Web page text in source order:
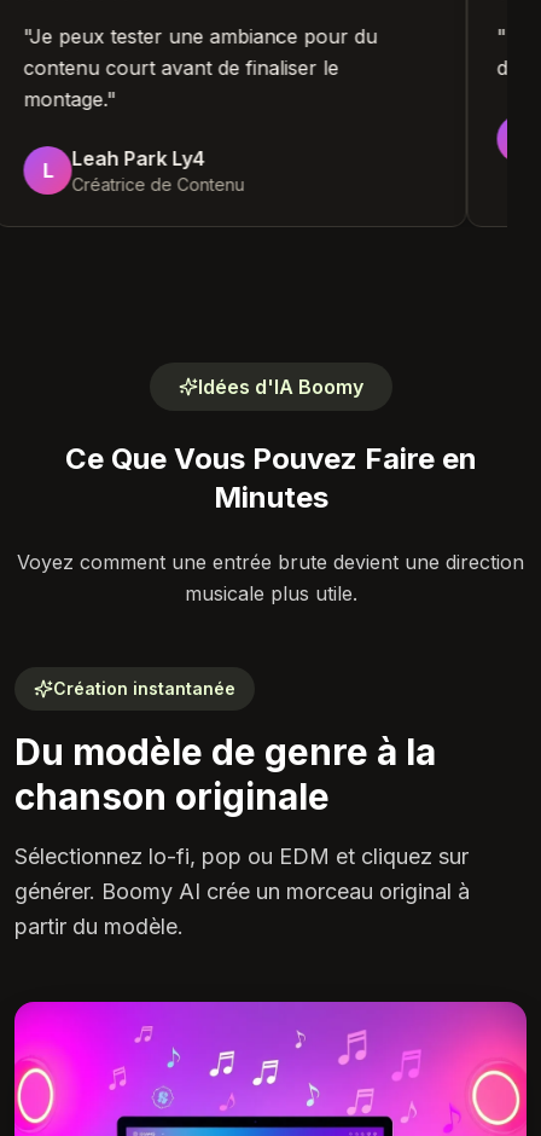
"Je peux tester une ambiance pour du
contenu court avant de finaliser le
montage.
Leah Park Ly4
Créatrice de Contenu
Idées d'IA Boomy
Ce Que Vous Pouvez Faire en
Minutes
Voyez comment une entrée brute devient une direction
musicale plus utile.
Création instantanée
Du modèle de genre à la
chanson originale
Sélectionnez lo-fi, pop ou EDM et cliquez sur
générer. Boomy AI crée un morceau original à
partir du modèle.